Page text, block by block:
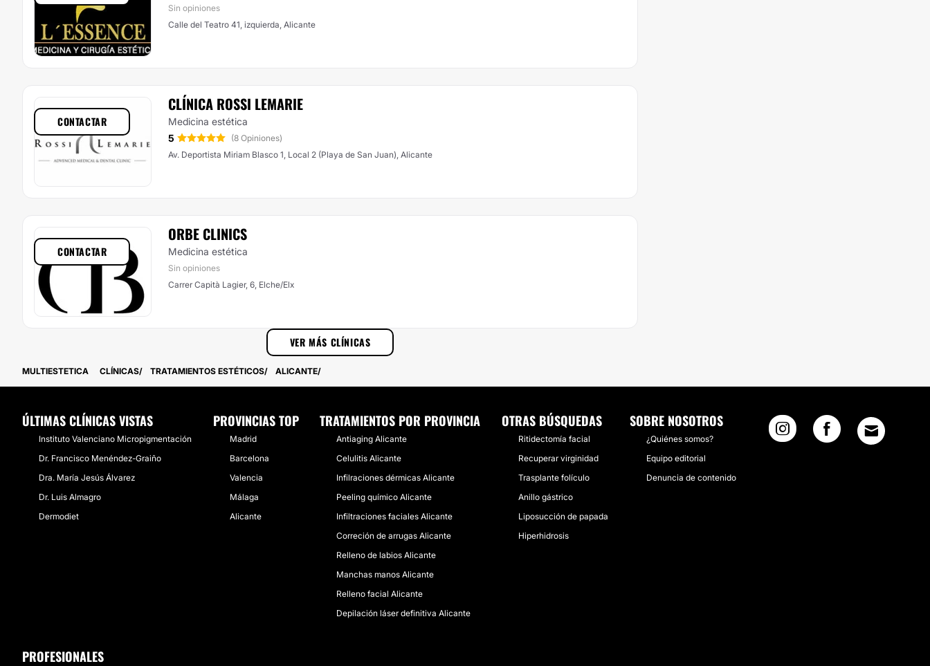
Sin opiniones
Calle del Teatro 41, izquierda, Alicante
CLÍNICA ROSSI LEMARIE
Medicina estética
5
(8 Opiniones)
Av. Deportista Miriam Blasco 1, Local 2 (Playa de San Juan), Alicante
CONTACTAR
ORBE CLINICS
Medicina estética
Sin opiniones
Carrer Capità Lagier, 6, Elche/Elx
CONTACTAR
VER MÁS CLÍNICAS
MULTIESTETICA CLÍNICAS TRATAMIENTOS ESTÉTICOS ALICANTE
ÚLTIMAS CLÍNICAS VISTAS
Instituto Valenciano Micropigmentación
Dr. Francisco Menéndez-Graiño
Dra. María Jesús Álvarez
Dr. Luis Almagro
Dermodiet
PROVINCIAS TOP
Madrid
Barcelona
Valencia
Málaga
Alicante
TRATAMIENTOS POR PROVINCIA
Antiaging Alicante
Celulitis Alicante
Infilraciones dérmicas Alicante
Peeling químico Alicante
Infiltraciones faciales Alicante
Correción de arrugas Alicante
Relleno de labios Alicante
Manchas manos Alicante
Relleno facial Alicante
Depilación láser definitiva Alicante
OTRAS BÚSQUEDAS
Ritidectomía facial
Recuperar virginidad
Trasplante folículo
Anillo gástrico
Liposucción de papada
Hiperhidrosis
SOBRE NOSOTROS
¿Quiénes somos?
Equipo editorial
Denuncia de contenido
PROFESIONALES